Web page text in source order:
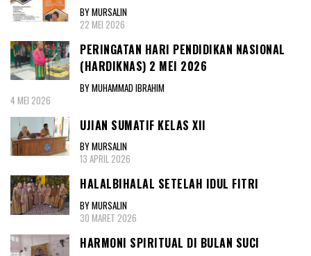
BY MURSALIN
22 MEI 2026
PERINGATAN HARI PENDIDIKAN NASIONAL
(HARDIKNAS) 2 MEI 2026
BY MUHAMMAD IBRAHIM
4 MEI 2026
UJIAN SUMATIF KELAS XII
BY MURSALIN
13 APRIL 2026
HALALBIHALAL SETELAH IDUL FITRI
BY MURSALIN
30 MARET 2026
HARMONI SPIRITUAL DI BULAN SUCI